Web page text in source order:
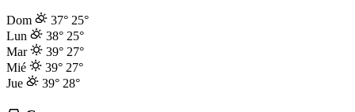
Dom 37° 25°
Lun
38° 25°
Mar
39° 27°
Mié
39° 27°
Jue
39° 28°